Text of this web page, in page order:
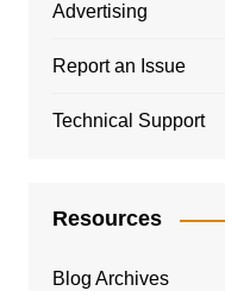
Advertising
Report an Issue
Technical Support
Resources
Blog Archives